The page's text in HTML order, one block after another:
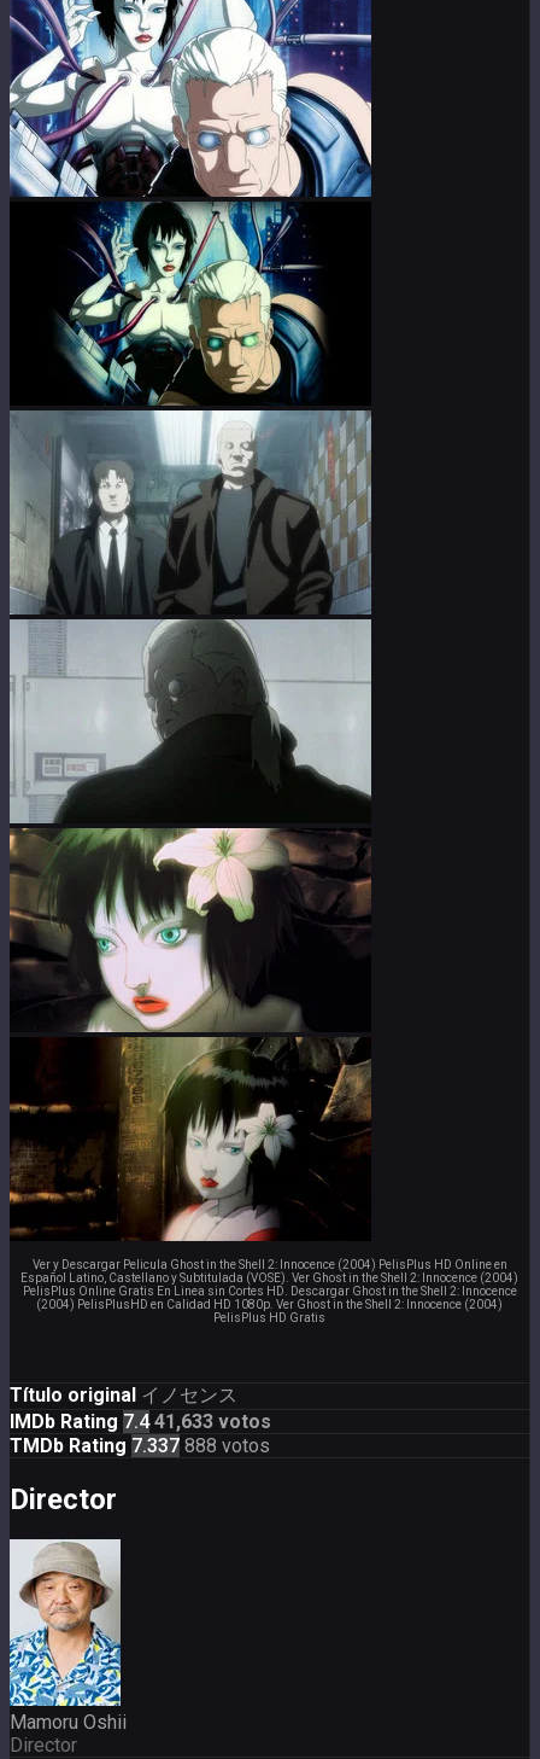
Ver y Descargar Pelicula Ghost in the Shell 2: Innocence (2004) PelisPlus HD Online en
Español Latino, Castellano y Subtitulada (VOSE). Ver Ghost in the Shell 2: Innocence (2004)
PelisPlus Online Gratis En Linea sin Cortes HD. Descargar Ghost in the Shell 2: Innocence
(2004) PelisPlusHD en Calidad HD 1080p. Ver Ghost in the Shell 2: Innocence (2004)
PelisPlus HD Gratis
Título original イノセンス
IMDb Rating 7.441,633 votos
TMDb Rating 7.337 888 votos
Director
Mamoru Oshii
Director